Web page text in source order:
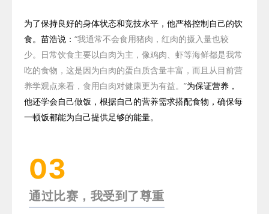
为了保持良好的身体状态和竞技水平，他严格控制自己的饮
食。苗浩说： “我通常不会食用猪肉，红肉的摄入量也较
少。日常饮食主要以白肉为主，像鸡肉、虾等海鲜都是我常
吃的食物，这是因为白肉的蛋白质含量丰富，而且从目前营
养学观点来看，食用白肉对健康更为有益。”为保证营养，
他还学会自己做饭，根据自己的营养需求搭配食物，确保每
一顿饭都能为自己提供足够的能量。
03
通过比赛，我受到了尊重